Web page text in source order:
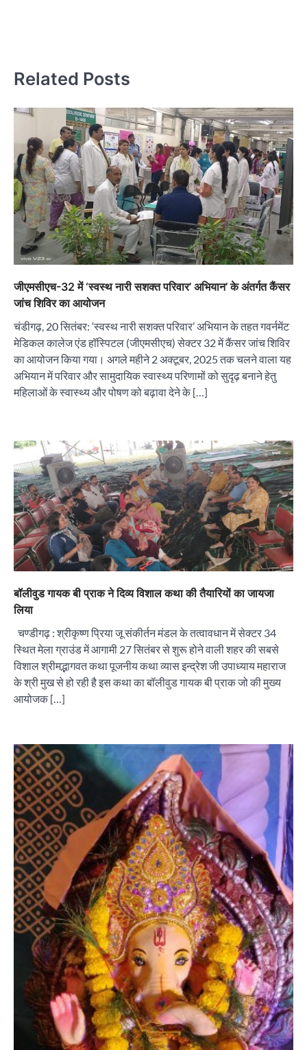
Related Posts
जीएमसीएच-32 में ‘स्वस्थ नारी सशक्त परिवार’ अभियान’ के अंतर्गत कैंसर
जांच शिविर का आयोजन
चंडीगढ़, 20 सितंबर: ‘स्वस्थ नारी सशक्त परिवार’ अभियान के तहत गवर्नमेंट
मेडिकल कालेज एंड हॉस्पिटल (जीएमसीएच) सेक्टर 32 में कैंसर जांच शिविर
का आयोजन किया गया। अगले महीने 2 अक्टूबर, 2025 तक चलने वाला यह
अभियान में परिवार और सामुदायिक स्वास्थ्य परिणामों को सुदृढ़ बनाने हेतु
महिलाओं के स्वास्थ्य और पोषण को बढ़ावा देने के […]
बॉलीवुड गायक बी प्राक ने दिव्य विशाल कथा की तैयारियों का जायजा
लिया
चण्डीगढ़ : श्रीकृष्ण प्रिया जू संकीर्तन मंडल के तत्वावधान में सेक्टर 34
स्थित मेला ग्राउंड में आगामी 27 सितंबर से शुरू होने वाली शहर की सबसे
विशाल श्रीमद्भागवत कथा पूजनीय कथा व्यास इन्द्रेश जी उपाध्याय महाराज
के श्री मुख से हो रही है इस कथा का बॉलीवुड गायक बी प्राक जो की मुख्य
आयोजक […]